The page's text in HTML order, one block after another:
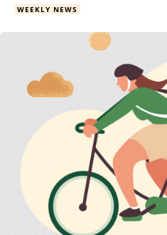
WEEKLY NEWS